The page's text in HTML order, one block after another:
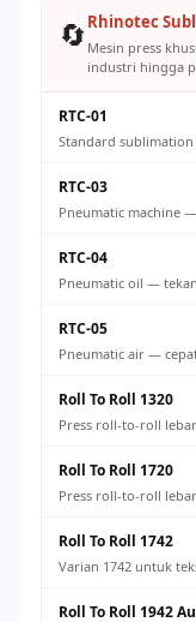
🔄 Rhinotec
Mesin press
industri hingga
RTC-01
Standard
RTC-03
Pneumatic machine
RTC-04
Pneumatic oil —
RTC-05
Pneumatic air —
Roll To Roll 1320
Press roll-to-roll
Roll To Roll 1720
Press roll-to-roll
Roll To Roll 1742
Varian 1742 untuk
Roll To Roll 1942